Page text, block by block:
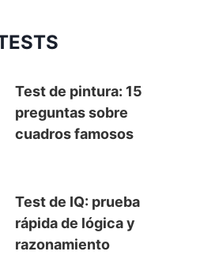
Test de pintura: 15
preguntas sobre
cuadros famosos
Test de IQ: prueba
rápida de lógica y
razonamiento